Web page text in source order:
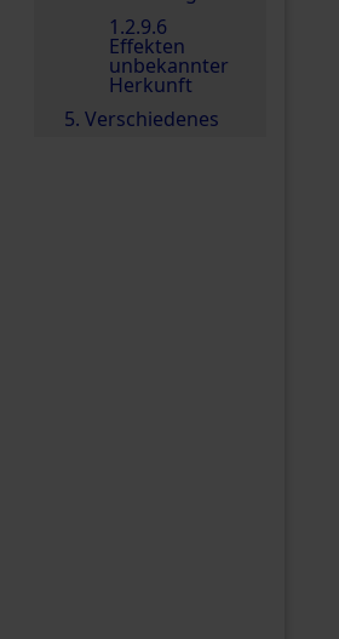
1.2.9.6
Effekten
unbekannter
Herkunft
5. Verschiedenes